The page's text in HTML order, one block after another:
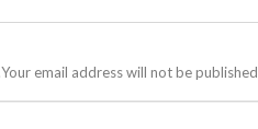
Your email address will not be published.